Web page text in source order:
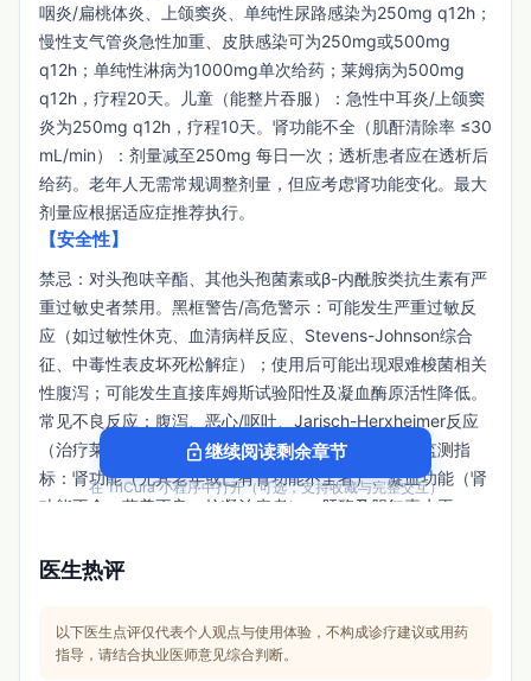
咽炎/扁桃体炎、上颌窦炎、单纯性尿路感染为250mg q12h；
慢性支气管炎急性加重、皮肤感染可为250mg或500mg
q12h；单纯性淋病为1000mg单次给药；莱姆病为500mg
q12h，疗程20天。儿童（能整片吞服）：急性中耳炎/上颌窦
炎为250mg q12h，疗程10天。肾功能不全（肌酐清除率 ≤30
mL/min）：剂量减至250mg 每日一次；透析患者应在透析后
给药。老年人无需常规调整剂量，但应考虑肾功能变化。最大
剂量应根据适应症推荐执行。
【安全性】
禁忌：对头孢呋辛酯、其他头孢菌素或β-内酰胺类抗生素有严
重过敏史者禁用。黑框警告/高危警示：可能发生严重过敏反
应（如过敏性休克、血清病样反应、Stevens-Johnson综合
征、中毒性表皮坏死松解症）；使用后可能出现艰难梭菌相关
性腹泻；可能发生直接库姆斯试验阳性及凝血酶原活性降低。
常见不良反应：腹泻、恶心/呕吐、Jarisch-Herxheimer反应
（治疗莱姆病时）、阴道炎（治疗莱姆病时）。关键监测指
标：肾功能（尤其老年或已有肾功能不全者）、凝血功能（肾
功能不全、营养不良、抗凝治疗者）、肝酶及胆红素水平。
与抗酸药、H₂受体拮抗剂、质子泵抑制剂合用可能降低生物利
糖苷类联用注射时可能增加肾毒性，应避免混合输注。
【特殊人群】
lock_open继续阅读剩余章节
在 TriCura 小程序中打开（可选，支持收藏与完整交互）
医生热评
以下医生点评仅代表个人观点与使用体验，不构成诊疗建议或用药
指导，请结合执业医师意见综合判断。